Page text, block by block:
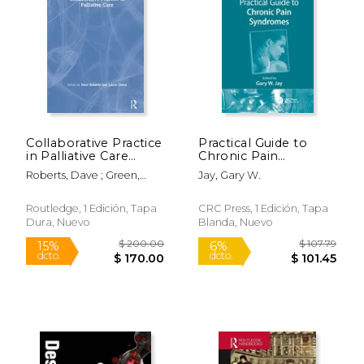
50%
dcto. $ 196.54
50%
dcto. $
Collaborative Practice
in Palliative Care
(Caipe Collaborative
Practice Series) (en
Roberts, Dave ; Green,
Routledge, 1 Edición, Tapa
Dura, Nuevo
Practical Guide to
Chronic Pain
Syndromes (en
Inglés)
Jay, Gary W.
CRC Press, 1 Edición, Tapa
Blanda, Nuevo